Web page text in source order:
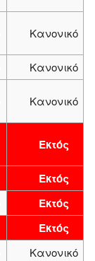
Κανονικό
Κανονικό
Κανονικό
Εκτός
Εκτός
Εκτός
Εκτός
Κανονικό